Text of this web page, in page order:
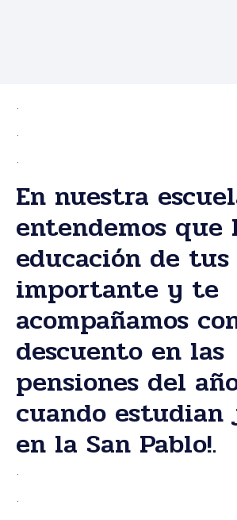
.
.
.
En nuestra
entendemos que
educación de
importante y te
acompañamos
descuento en las
pensiones del
cuando
en la San Pablo!.
.
.